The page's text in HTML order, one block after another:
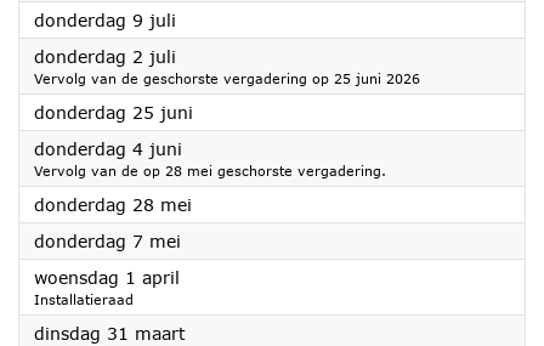
donderdag 9 juli
donderdag 2 juli
Vervolg van de geschorste vergadering op 25 juni 2026
donderdag 25 juni
donderdag 4 juni
Vervolg van de op 28 mei geschorste vergadering.
donderdag 28 mei
donderdag 7 mei
woensdag 1 april
Installatieraad
dinsdag 31 maart2026